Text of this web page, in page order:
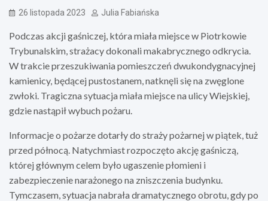
26 listopada 2023 Julia Fabiańska
Podczas akcji gaśniczej, która miała miejsce w Piotrkowie
Trybunalskim, strażacy dokonali makabrycznego odkrycia.
W trakcie przeszukiwania pomieszczeń dwukondygnacyjnej
kamienicy, będącej pustostanem, natknęli się na zwęglone
zwłoki. Tragiczna sytuacja miała miejsce na ulicy Wiejskiej,
gdzie nastąpił wybuch pożaru.
Informacje o pożarze dotarły do straży pożarnej w piątek, tuż
przed północą. Natychmiast rozpoczęto akcję gaśniczą,
której głównym celem było ugaszenie płomieni i
zabezpieczenie narażonego na zniszczenia budynku.
Tymczasem, sytuacja nabrała dramatycznego obrotu, gdy po